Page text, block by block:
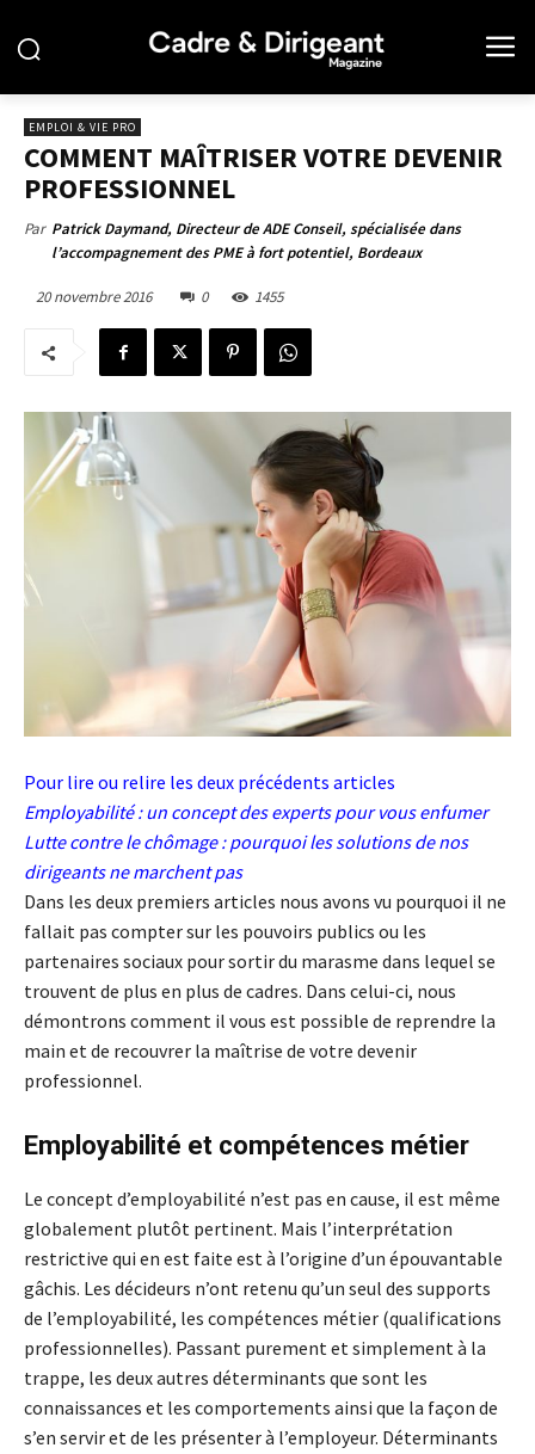
EMPLOI & VIE PRO
COMMENT MAÎTRISER VOTRE DEVENIR
PROFESSIONNEL
Par Patrick Daymand, Directeur de ADE Conseil, spécialisée dans
l’accompagnement des PME à fort potentiel, Bordeaux
20 novembre 2016 0 1455
Pour lire ou relire les deux précédents articles
Employabilité : un concept des experts pour vous enfumer
Lutte contre le chômage : pourquoi les solutions de nos
dirigeants ne marchent pas
Dans les deux premiers articles nous avons vu pourquoi il ne
fallait pas compter sur les pouvoirs publics ou les
partenaires sociaux pour sortir du marasme dans lequel se
trouvent de plus en plus de cadres. Dans celui-ci, nous
démontrons comment il vous est possible de reprendre la
main et de recouvrer la maîtrise de votre devenir
professionnel.
Employabilité et compétences métier
Le concept d’employabilité n’est pas en cause, il est même
globalement plutôt pertinent. Mais l’interprétation
restrictive qui en est faite est à l’origine d’un épouvantable
gâchis. Les décideurs n’ont retenu qu’un seul des supports
de l’employabilité, les compétences métier (qualifications
professionnelles). Passant purement et simplement à la
trappe, les deux autres déterminants que sont les
connaissances et les comportements ainsi que la façon de
s’en servir et de les présenter à l’employeur. Déterminants